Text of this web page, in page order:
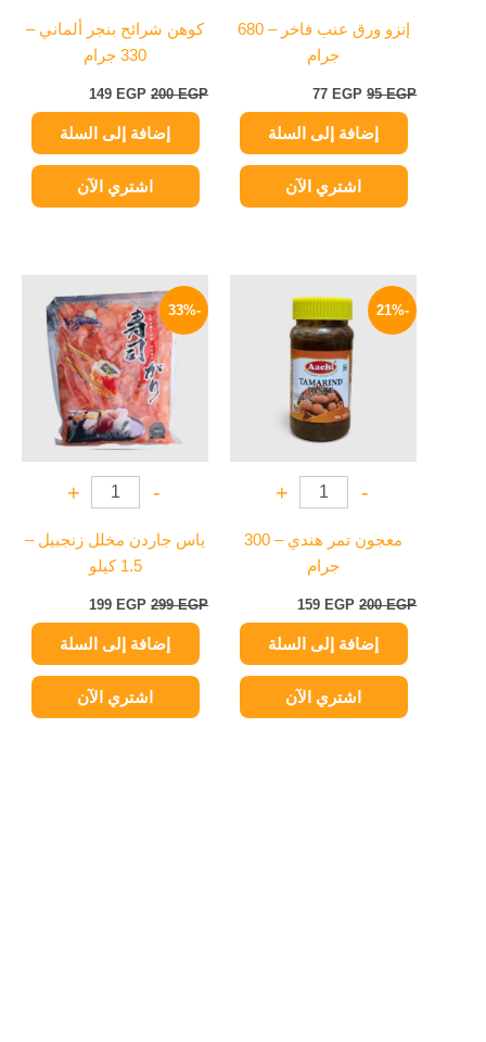
إنزو ورق عنب فاخر – 680
جرام
95EGP
77 EGP
إضافة إلى السلة
اشتري الآن
كوهن شرائح بنجر ألماني –
330 جرام
200EGP
149 EGP
إضافة إلى السلة
اشتري الآن
-21%
-
+
معجون تمر هندي – 300
جرام
200EGP
الأصلي
هو:
200 EGP.
159 EGP
الحالي
هو:
159 EGP.
إضافة إلى السلة
اشتري الآن
-33%
-
+
ياس جاردن مخلل زنجبيل –
1.5 كيلو
299EGP
الأصلي
هو:
299 EGP.
199 EGP
الحالي
هو:
199 EGP.
إضافة إلى السلة
اشتري الآن